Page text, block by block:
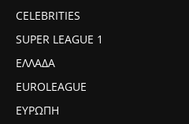
CELEBRITIES
SUPER LEAGUE 1
ΕΛΛΑΔΑ
EUROLEAGUE
ΕΥΡΩΠΗ